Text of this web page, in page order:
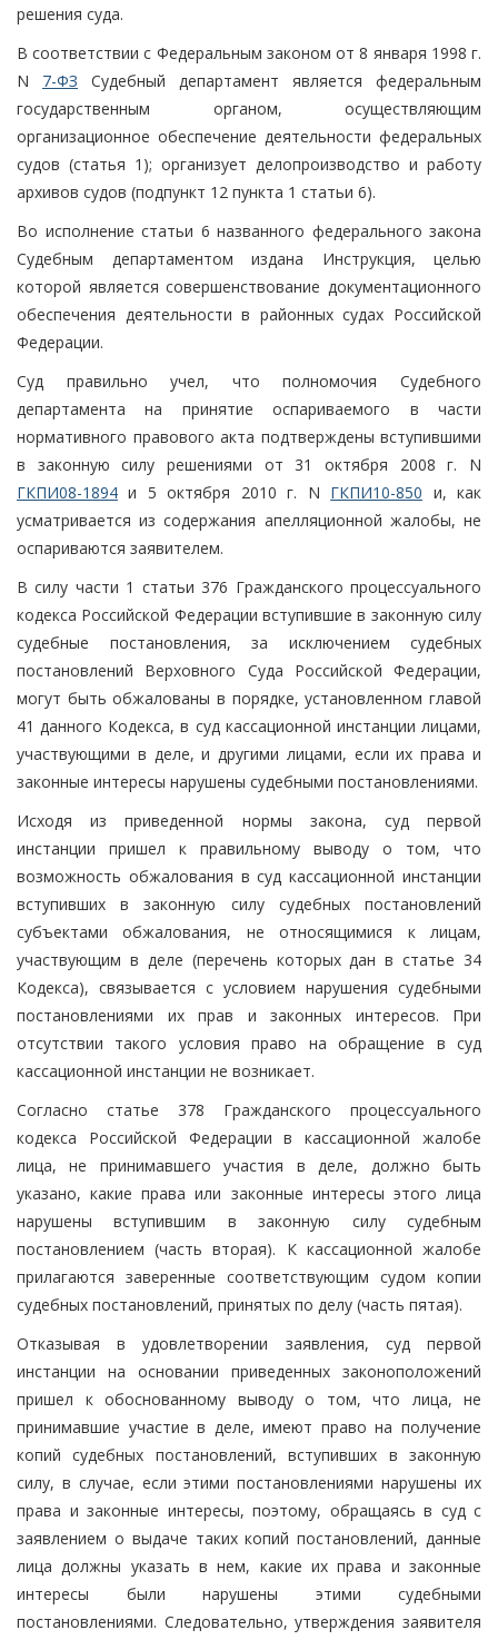
решения суда.
В соответствии с Федеральным законом от 8 января 1998 г.
N 7-ФЗ Судебный департамент является федеральным
государственным органом, осуществляющим
организационное обеспечение деятельности федеральных
судов (статья 1); организует делопроизводство и работу
архивов судов (подпункт 12 пункта 1 статьи 6).
Во исполнение статьи 6 названного федерального закона
Судебным департаментом издана Инструкция, целью
которой является совершенствование документационного
обеспечения деятельности в районных судах Российской
Федерации.
Суд правильно учел, что полномочия Судебного
департамента на принятие оспариваемого в части
нормативного правового акта подтверждены вступившими
в законную силу решениями от 31 октября 2008 г. N
ГКПИ08-1894 и 5 октября 2010 г. N ГКПИ10-850 и, как
усматривается из содержания апелляционной жалобы, не
оспариваются заявителем.
В силу части 1 статьи 376 Гражданского процессуального
кодекса Российской Федерации вступившие в законную силу
судебные постановления, за исключением судебных
постановлений Верховного Суда Российской Федерации,
могут быть обжалованы в порядке, установленном главой
41 данного Кодекса, в суд кассационной инстанции лицами,
участвующими в деле, и другими лицами, если их права и
законные интересы нарушены судебными постановлениями.
Исходя из приведенной нормы закона, суд первой
инстанции пришел к правильному выводу о том, что
возможность обжалования в суд кассационной инстанции
вступивших в законную силу судебных постановлений
субъектами обжалования, не относящимися к лицам,
участвующим в деле (перечень которых дан в статье 34
Кодекса), связывается с условием нарушения судебными
постановлениями их прав и законных интересов. При
отсутствии такого условия право на обращение в суд
кассационной инстанции не возникает.
Согласно статье 378 Гражданского процессуального
кодекса Российской Федерации в кассационной жалобе
лица, не принимавшего участия в деле, должно быть
указано, какие права или законные интересы этого лица
нарушены вступившим в законную силу судебным
постановлением (часть вторая). К кассационной жалобе
прилагаются заверенные соответствующим судом копии
судебных постановлений, принятых по делу (часть пятая).
Отказывая в удовлетворении заявления, суд первой
инстанции на основании приведенных законоположений
пришел к обоснованному выводу о том, что лица, не
принимавшие участие в деле, имеют право на получение
копий судебных постановлений, вступивших в законную
силу, в случае, если этими постановлениями нарушены их
права и законные интересы, поэтому, обращаясь в суд с
заявлением о выдаче таких копий постановлений, данные
лица должны указать в нем, какие их права и законные
интересы были нарушены этими судебными
постановлениями. Следовательно, утверждения заявителя